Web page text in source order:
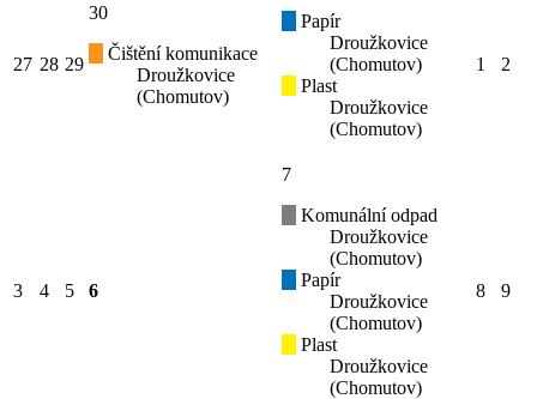
27 28 29
30
Čištění komunikace
Droužkovice
(Chomutov)
Papír
Droužkovice
(Chomutov)
Plast
Droužkovice
(Chomutov)
1 2
3 4 5 6
7
Komunální odpad
Droužkovice
(Chomutov)
Papír
Droužkovice
(Chomutov)
Plast
Droužkovice
(Chomutov)
8 9